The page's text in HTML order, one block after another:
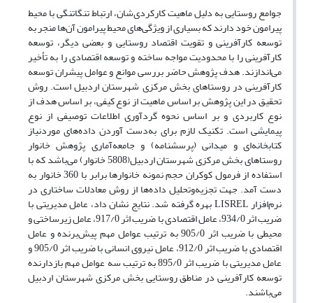
جوامع روستایی به دلیل ماهیت کارکردی‌شان، ارتباط تنگاتنگی با محیط
پیرامون خود دارند که بسیاری از ویژگی‌های محیط پیرامون آن‌ها منجر به
توسعه کارآفرینی و تقویت اقتصاد روستایی و بعضی دیگر، توسعه
کارآفرینی را با محدودیت مواجه ساخته و توسعه اقتصادی را به تأخیر
می‌اندازند. هدف پژوهش حاضر بررسی موانع و عوامل پیشران توسعه
کارآفرینی در روستاهای بخش مرکزی شهرستان اردبیل است. روش
تحقیق در این پژوهش بر اساس ماهیت از نوع کیفی، بر اساس هدف از
نوع کاربردی و بر اساس نحوه ‏گردآوری اطلاعات توصیفی از نوع
پیمایشی است. تکنیک لازم برای به‌دست آوردن داده‌های موردنیاز
کتابخانه‌ای و میدانی (پرسشنامه) و جامعه‌آماری پژوهش خانوار
روستاهای بخش مرکزی شهرستان اردبیل(5808 خانوار) می‌باشد که با
استفاده از فرمول کوکران حجم نمونه خانوارها برابر با 360 خانوار به
دست آمد. جهت تجزیه‌و‌تحلیل داده‌ها از روش معادلات ساختاری در
نرم‌افزار LISREL بهره گرفته شد. نتایج نشان داد، عامل مدیریتی با
ضریب اثر 934/0، عامل اقتصادی با ضریب اثر 917/0، عامل زیرساختی و
محیطی با ضریب اثر 905/0 به ترتیب عوامل مهم پیش‌برنده و عامل
اقتصادی با ضریب اثر 912/0، عامل نیروی انسانی با ضریب اثر 905/0 و
عامل مدیریتی با ضریب اثر 895/0 به ترتیب سه عوامل مهم بازدارنده
توسعه کارآفرینی در مناطق روستایی بخش مرکزی شهرستان اردبیل
می‌باشند.